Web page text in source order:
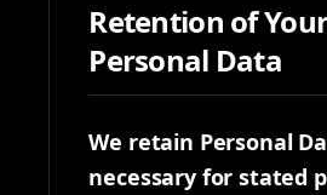
Retention of
Personal Data
We retain Personal
necessary for stated